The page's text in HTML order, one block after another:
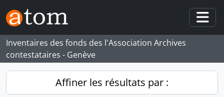
Skip to main content
Inventaires des fonds des l'Association Archives
contestataires - Genève
Affiner les résultats par :